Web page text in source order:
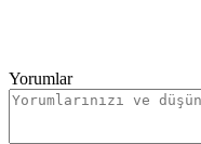
Yorumlar